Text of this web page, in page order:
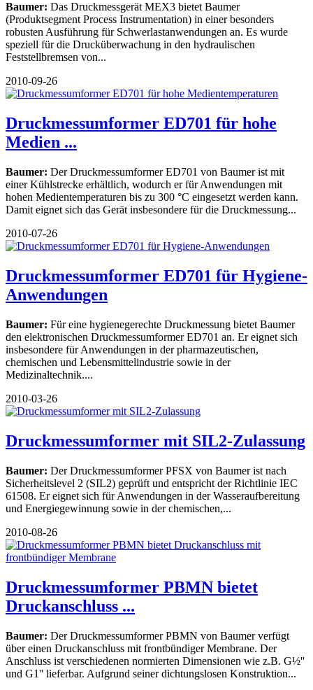
Baumer: Das Druckmessgerät MEX3 bietet Baumer
(Produktsegment Process Instrumentation) in einer besonders
robusten Ausführung für Schwerlastanwendungen an. Es wurde
speziell für die Drucküberwachung in den hydraulischen
Feststellbremsen von...
2010-09-26
Druckmessumformer ED701 für hohe
Medien ...
Baumer: Der Druckmessumformer ED701 von Baumer ist mit
einer Kühlstrecke erhältlich, wodurch er für Anwendungen mit
hohen Medientemperaturen bis zu 300 °C eingesetzt werden kann.
Damit eignet sich das Gerät insbesondere für die Druckmessung...
2010-07-26
Druckmessumformer ED701 für Hygiene-
Anwendungen
Baumer: Für eine hygienegerechte Druckmessung bietet Baumer
den elektronischen Druckmessumformer ED701 an. Er eignet sich
insbesondere für Anwendungen in der pharmazeutischen,
chemischen und Lebensmittelindustrie sowie in der
Medizinaltechnik....
2010-03-26
Druckmessumformer mit SIL2-Zulassung
Baumer: Der Druckmessumformer PFSX von Baumer ist nach
Sicherheitslevel 2 (SIL2) geprüft und entspricht der Richtlinie IEC
61508. Er eignet sich für Anwendungen in der Wasseraufbereitung
und Energiegewinnung sowie in der chemischen,...
2010-08-26
Druckmessumformer PBMN bietet
Druckanschluss ...
Baumer: Der Druckmessumformer PBMN von Baumer verfügt
über einen Druckanschluss mit frontbündiger Membrane. Der
Anschluss ist verschiedenen normierten Dimensionen wie z.B. G½''
und G1'' lieferbar. Aufgrund seiner dichtungslosen Konstruktion...